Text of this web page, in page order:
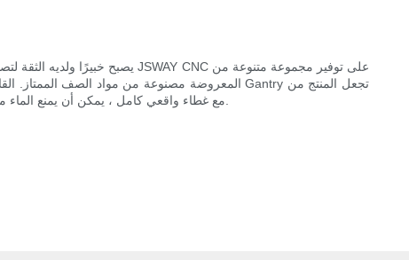
العمر طويلًا. يعمل فريقنا المؤهلين تأهيلا عاليا من المهنيين في التنسيق الوثيق مع العملاء لتوفير مجموعة عالمية من مركز تحول CNC. مع غطاء واقعي كامل ، يمكن أن يمنع الماء من التدفق فيه.